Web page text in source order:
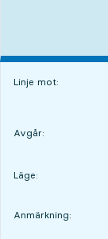
Linje mot:
Avgår:
Läge:
LÄGE,
,
Anmärkning: